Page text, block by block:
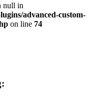
null in
advanced-custom-
on line 74